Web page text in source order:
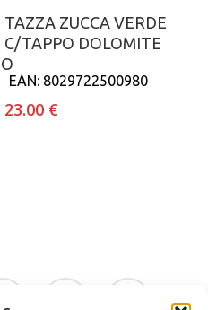
Aggiungi al carrello
TAZZA ZUCCA VERDE
C/TAPPO DOLOMITE
EAN: 8029722500980
23.00 €
whatsapp tiktok